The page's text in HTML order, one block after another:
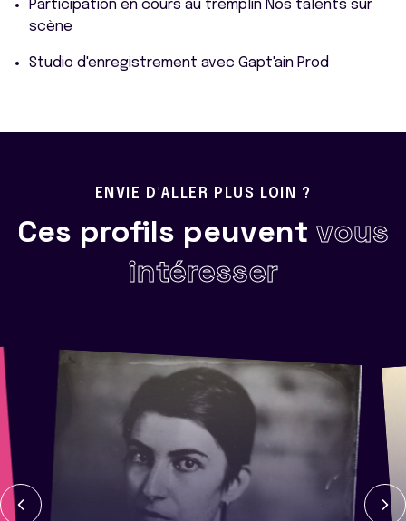
Participation en cours au tremplin Nos talents sur
scène
Studio d'enregistrement avec Gapt'ain Prod
ENVIE D'ALLER PLUS LOIN ?
Ces profils peuvent vous
intéresser